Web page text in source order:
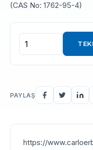
(CAS No: 1762-95-4)
PAYLAŞ
https://